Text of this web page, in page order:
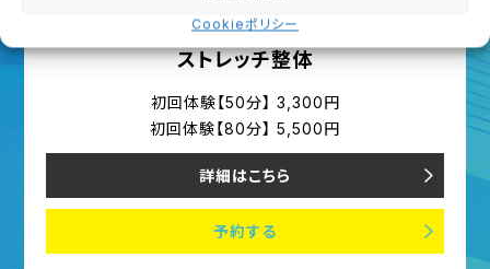
Cookieポリシー
ストレッチ整体
初回体験【50分】 3,300円
初回体験【80分】 5,500円
詳細はこちら
予約する